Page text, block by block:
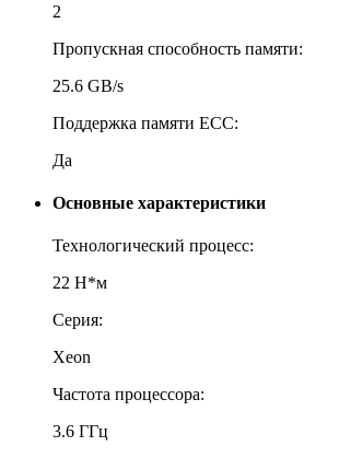
2
Пропускная способность памяти:
25.6 GB/s
Поддержка памяти ECC:
Да
Основные характеристики
Технологический процесс:
22 Н*м
Серия:
Xeon
Частота процессора:
3.6 ГГц